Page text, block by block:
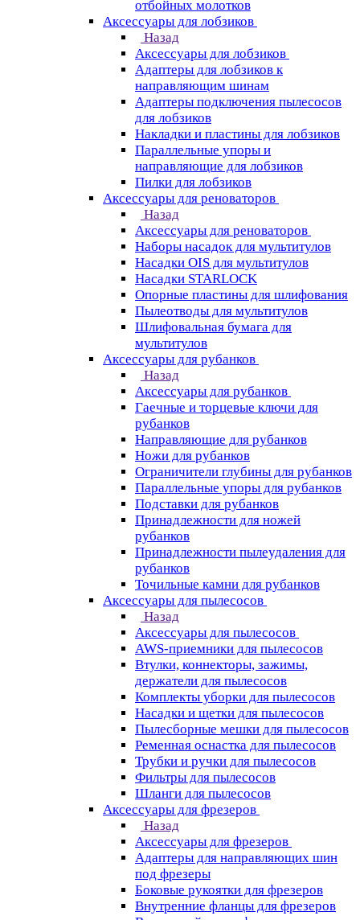
отбойных молотков
Аксессуары для лобзиков
Назад
Аксессуары для лобзиков
Адаптеры для лобзиков к
направляющим шинам
Адаптеры подключения пылесосов
для лобзиков
Накладки и пластины для лобзиков
Параллельные упоры и
направляющие для лобзиков
Пилки для лобзиков
Аксессуары для реноваторов
Назад
Аксессуары для реноваторов
Наборы насадок для мультитулов
Насадки OIS для мультитулов
Насадки STARLOCK
Опорные пластины для шлифования
Пылеотводы для мультитулов
Шлифовальная бумага для
мультитулов
Аксессуары для рубанков
Назад
Аксессуары для рубанков
Гаечные и торцевые ключи для
рубанков
Направляющие для рубанков
Ножи для рубанков
Ограничители глубины для рубанков
Параллельные упоры для рубанков
Подставки для рубанков
Принадлежности для ножей
рубанков
Принадлежности пылеудаления для
рубанков
Точильные камни для рубанков
Аксессуары для пылесосов
Назад
Аксессуары для пылесосов
AWS-приемники для пылесосов
Втулки, коннекторы, зажимы,
держатели для пылесосов
Комплекты уборки для пылесосов
Насадки и щетки для пылесосов
Пылесборные мешки для пылесосов
Ременная оснастка для пылесосов
Трубки и ручки для пылесосов
Фильтры для пылесосов
Шланги для пылесосов
Аксессуары для фрезеров
Назад
Аксессуары для фрезеров
Адаптеры для направляющих шин
под фрезеры
Боковые рукоятки для фрезеров
Внутренние фланцы для фрезеров